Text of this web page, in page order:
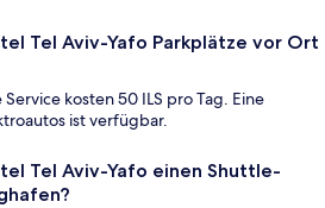
Tel Aviv-Yafo Parkplätze vor Ort
kosten 50 ILS pro Tag. Eine
ist verfügbar.
Tel Aviv-Yafo einen Shuttle-